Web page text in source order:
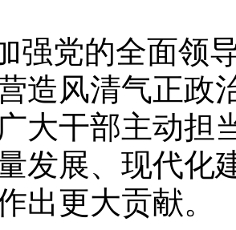
强党的全面领
造风清气正政
大干部主动担
发展、现代化
出更大贡献。